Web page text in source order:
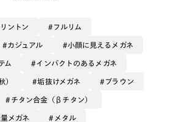
です😌💡
いこちらのフレーム、ぜひお試しく
ントン フルリム
カジュアル 小顔に見えるメガネ
ム インパクトのあるメガネ
） 垢抜けメガネ ブラウン
チタン合金（βチタン）
メガネ メタル